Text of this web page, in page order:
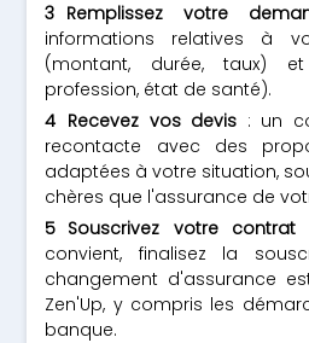
Remplissez votre
informations relatives à
(montant, durée, taux)
profession, état de santé).
Recevez vos devis : un
recontacte avec des
adaptées à votre situation,
chères que l'assurance de
Souscrivez votre contrat
convient, finalisez la
changement d'assurance
Zen'Up, y compris les
banque.